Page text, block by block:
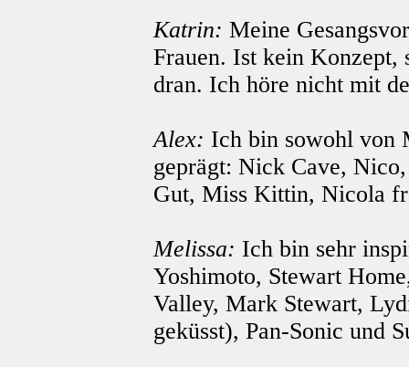
Katrin: Meine
Frauen. Ist kein Konzept,
dran. Ich höre nicht mit
Alex: Ich bin sowohl von
geprägt: Nick Cave,
Gut, Miss Kittin, Nicola
Melissa: Ich bin sehr
Yoshimoto, Stewart
Valley, Mark Stewart,
geküsst), Pan-Sonic und